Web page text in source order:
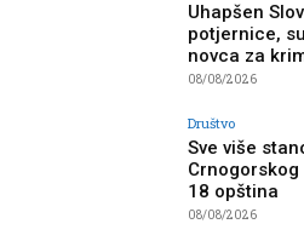
Uhapšen
potjernice,
novca za
08/08/2026
Društvo
Sve više
18 opština
08/08/2026